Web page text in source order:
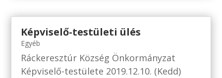
Képviselő-testületi ülés
Egyéb
Ráckeresztúr Község Önkormányzat
Képviselő-testülete 2019.12.10. (Kedd)